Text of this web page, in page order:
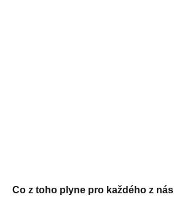
Co z toho plyne pro každého z nás